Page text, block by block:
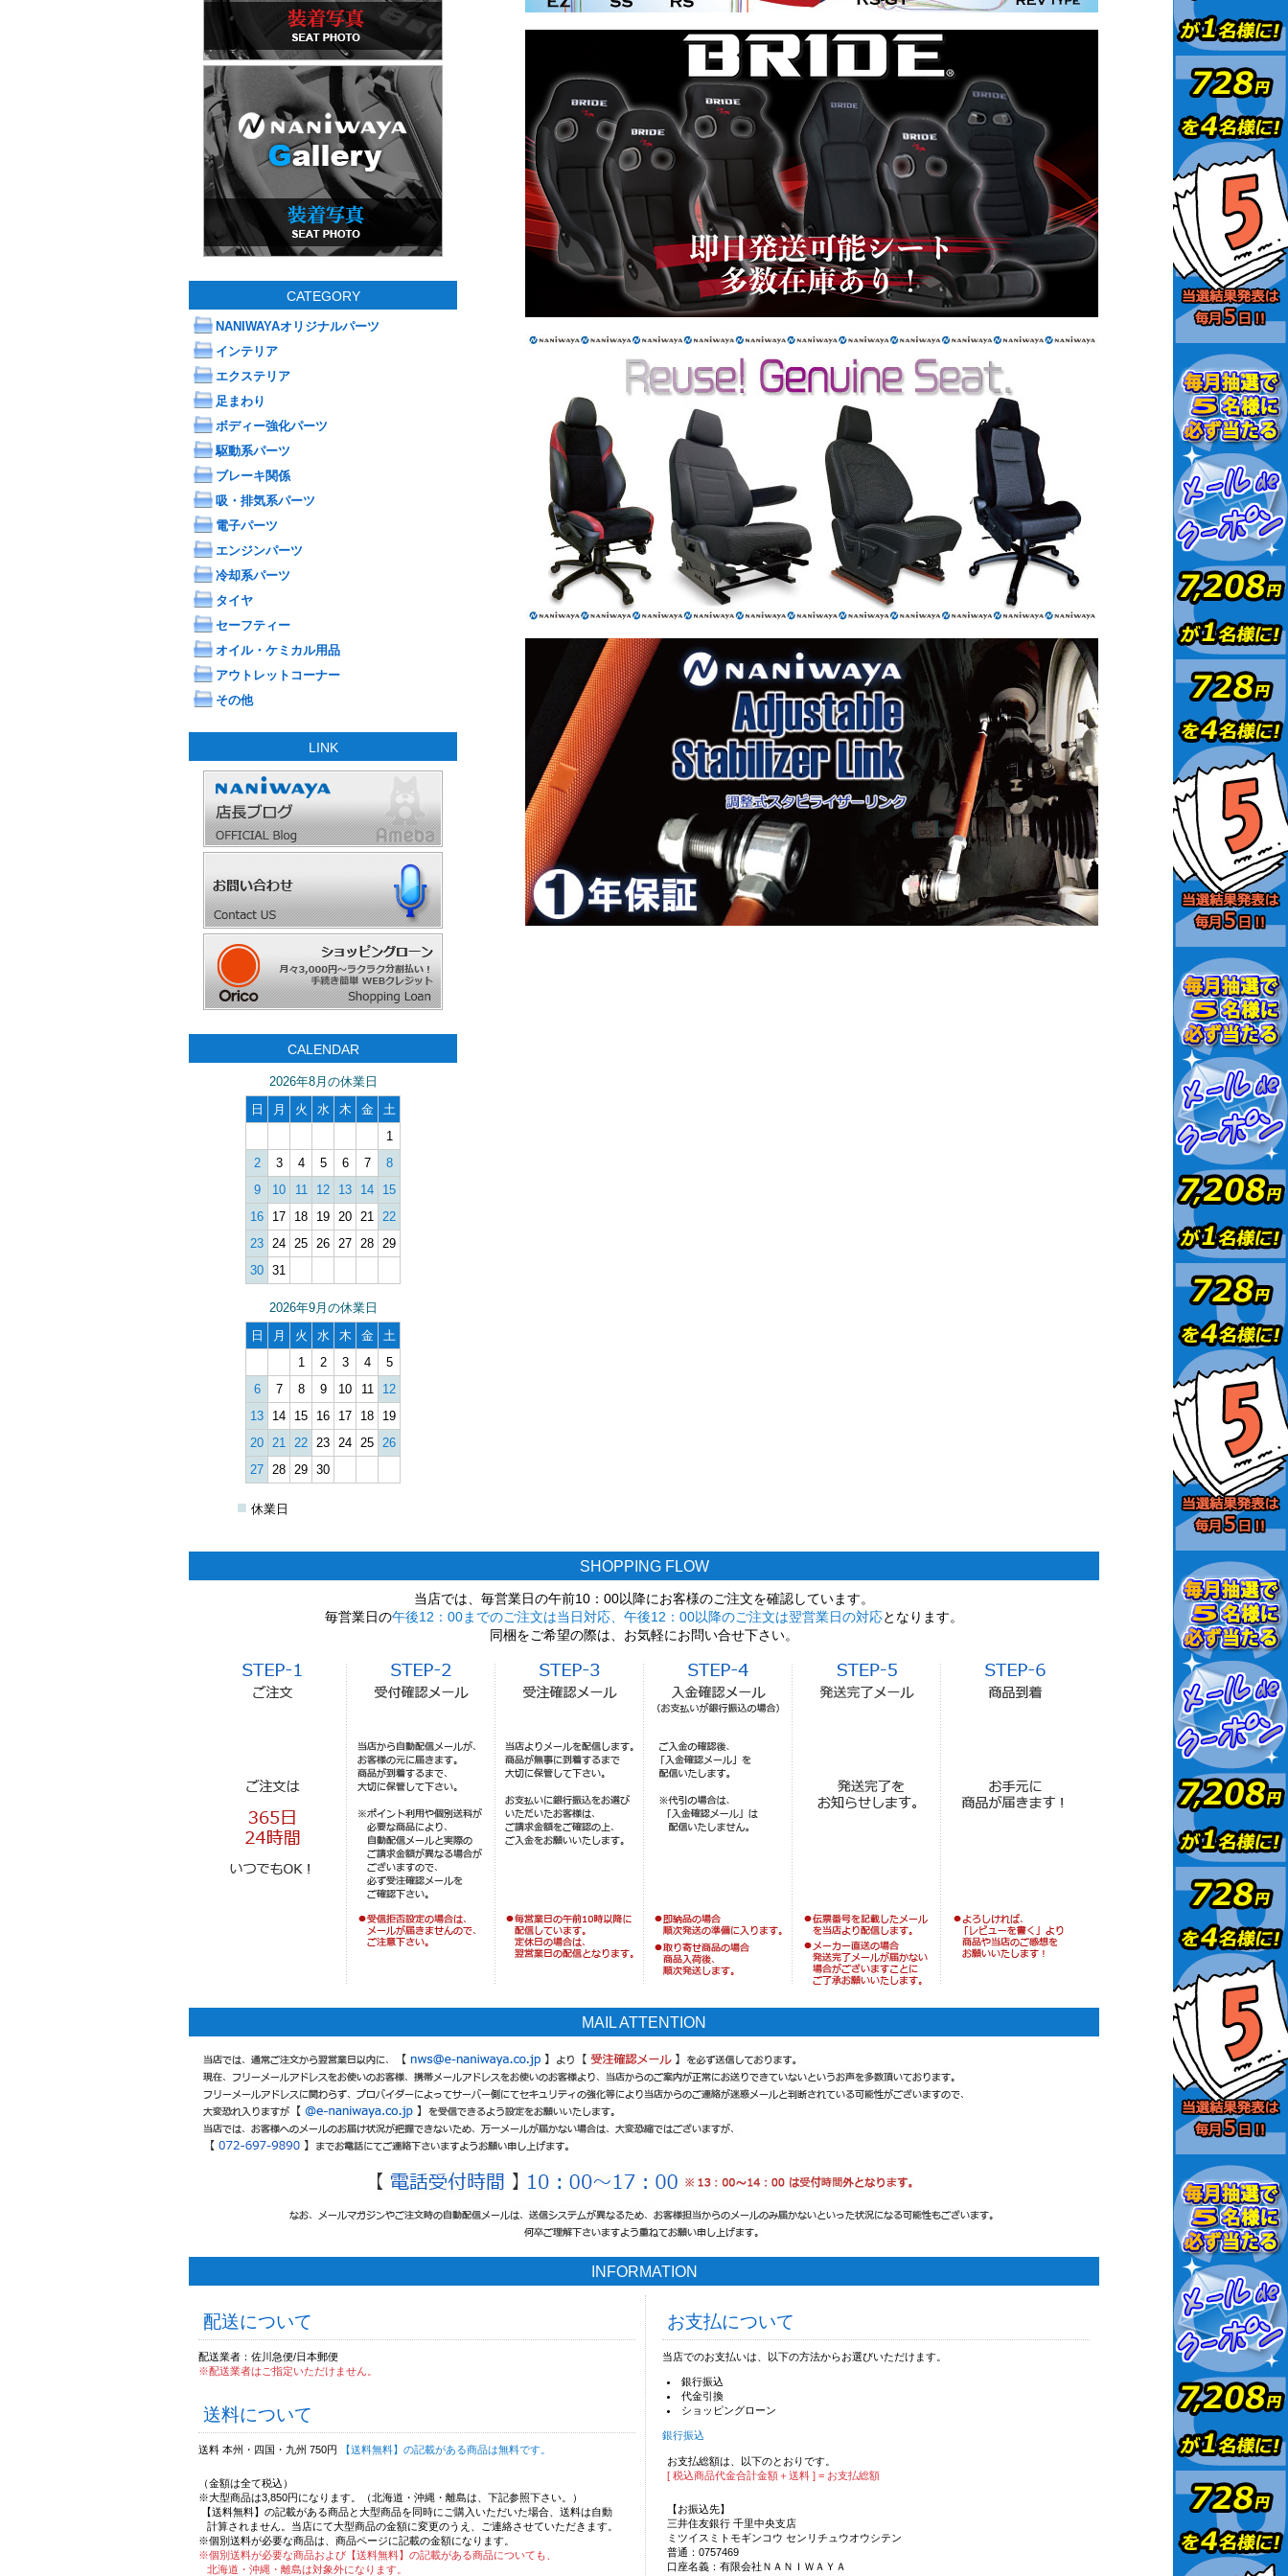
CATEGORY
NANIWAYAオリジナルパーツ
インテリア
エクステリア
足まわり
ボディー強化パーツ
駆動系パーツ
ブレーキ関係
吸・排気系パーツ
電子パーツ
エンジンパーツ
冷却系パーツ
タイヤ
セーフティー
オイル・ケミカル用品
アウトレットコーナー
その他
LINK
CALENDAR
2026年8月の休業日
日
月 火 水 木 金
土
1
2
3 4 5 6 7
8
9
10 11 12 13 14
15
16
17 18 19 20 21 22
23 24 25 26 27 28 29
30 31
2026年9月の休業日
日
月 火 水 木 金
土
1
2 3 4
5
6
7 8 9 10 11
12
13
14 15 16 17 18
19
20 21 22 23 24 25 26
27 28 29 30
■ 休業日
SHOPPING FLOW
当店では、毎営業日の午前10：00以降にお客様のご注文を確認しています。
毎営業日の午後12：00までのご注文は当日対応、午後12：00以降のご注文は翌営業日の対応となります。
同梱をご希望の際は、お気軽にお問い合せ下さい。
MAIL ATTENTION
INFORMATION
配送について
配送業者：佐川急便/日本郵便
※配送業者はご指定いただけません。
送料について
送料 本州・四国・九州 750円 【送料無料】の記載がある商品は無料です。
（金額は全て税込）
※大型商品は3,850円になります。（北海道・沖縄・離島は、下記参照下さい。）
【送料無料】の記載がある商品と大型商品を同時にご購入いただいた場合、送料は自動
計算されません。当店にて大型商品の金額に変更のうえ、ご連絡させていただきます。
※個別送料が必要な商品は、商品ページに記載の金額になります。
※個別送料が必要な商品および【送料無料】の記載がある商品についても、
北海道・沖縄・離島は対象外になります。
お支払について
当店でのお支払いは、以下の方法からお選びいただけます。
銀行振込
代金引換
ショッピングローン
銀行振込
お支払総額は、以下のとおりです。
[ 税込商品代金合計金額＋送料 ] = お支払総額
【お振込先】
三井住友銀行 千里中央支店
ミツイスミトモギンコウ センリチュウオウシテン
普通：0757469
口座名義：有限会社ＮＡＮＩＷＡＹＡ